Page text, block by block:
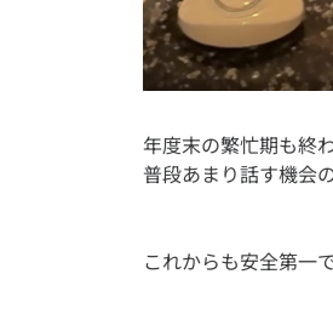
年度末の繁忙期も終